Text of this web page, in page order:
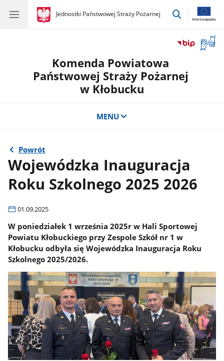
gov.pl
Jednostki Państwowej Straży Pożarnej
gov.pl
Jednostki
przejdź
okno
Komenda Powiatowa
Państwowej Straży Pożarnej
w Kłobucku
MENU
Powrót
Wojewódzka Inauguracja
Roku Szkolnego 2025 2026
01.09.2025
W poniedziałek 1 września 2025r w Hali Sportowej
Powiatu Kłobuckiego przy Zespole Szkół nr 1 w
Kłobucku odbyła się Wojewódzka Inauguracja Roku
Szkolnego 2025/2026.